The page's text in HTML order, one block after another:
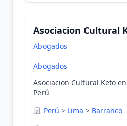
Asociacion Cultural
Abogados
Abogados
Asociacion Cultural Keto
Perú
Perú > Lima > Barranco